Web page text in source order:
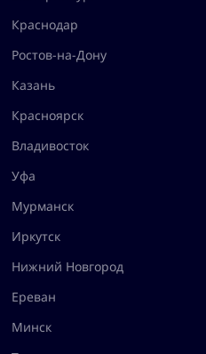
Краснодар
Ростов-на-Дону
Казань
Красноярск
Владивосток
Уфа
Мурманск
Иркутск
Нижний Новгород
Ереван
Минск